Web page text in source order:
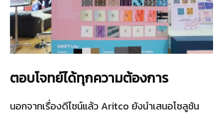
ตอบโจทย์ได้ทุกความต้องการ
นอกจากเรื่องดีไซน์แล้ว Aritco ยังนำเสนอโซลูชัน